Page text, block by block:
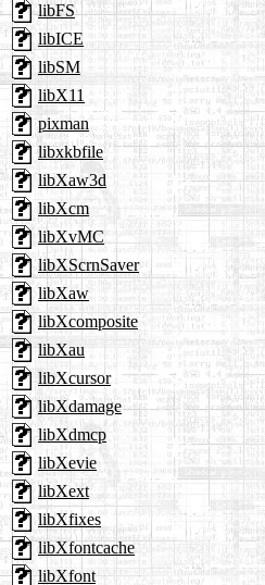
libFS
libICE
libSM
libX11
pixman
libxkbfile
libXaw3d
libXcm
libXvMC
libXScrnSaver
libXaw
libXcomposite
libXau
libXcursor
libXdamage
libXdmcp
libXevie
libXext
libXfixes
libXfontcache
libXfont